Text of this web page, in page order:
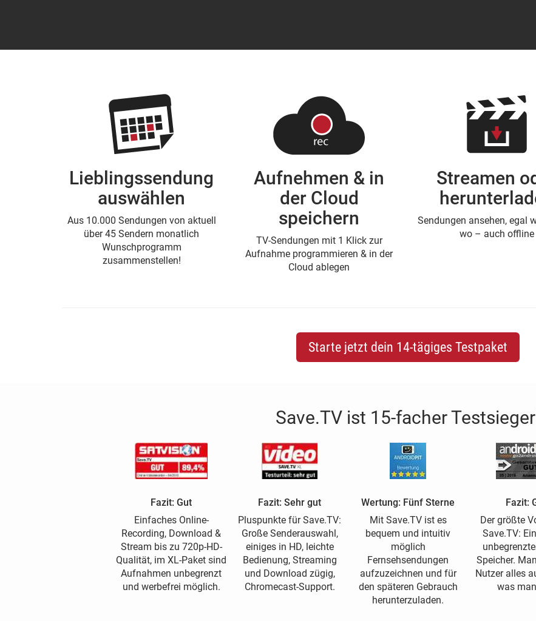
Lieblingssendung
auswählen
Aus 10.000 Sendungen von aktuell
über 45 Sendern monatlich
Wunschprogramm
zusammenstellen!
Aufnehmen & in
der Cloud
speichern
TV-Sendungen mit 1 Klick zur
Aufnahme programmieren & in der
Cloud ablegen
Streamen
Sendungen ansehen, egal
wo – auch offline
Starte jetzt dein 14-tägiges Testpaket
Save.TV ist 15-facher
Fazit: Gut
Einfaches Online-
Recording, Download &
Stream bis zu 720p-HD-
Qualität, im XL-Paket sind
Aufnahmen unbegrenzt
und werbefrei möglich.
Fazit: Sehr gut
Pluspunkte für Save.TV:
Große Senderauswahl,
einiges in HD, leichte
Bedienung, Streaming
und Download zügig,
Chromecast-Support.
Wertung: Fünf Sterne
Mit Save.TV ist es
bequem und intuitiv
möglich
Fernsehsendungen
aufzuzeichnen und für
den späteren Gebrauch
herunterzuladen.
Fazit:
Der größte
Save.TV:
Speicher.
Nutzer alles
was